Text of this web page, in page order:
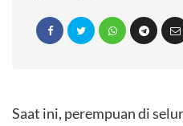
Saat ini, perempuan di